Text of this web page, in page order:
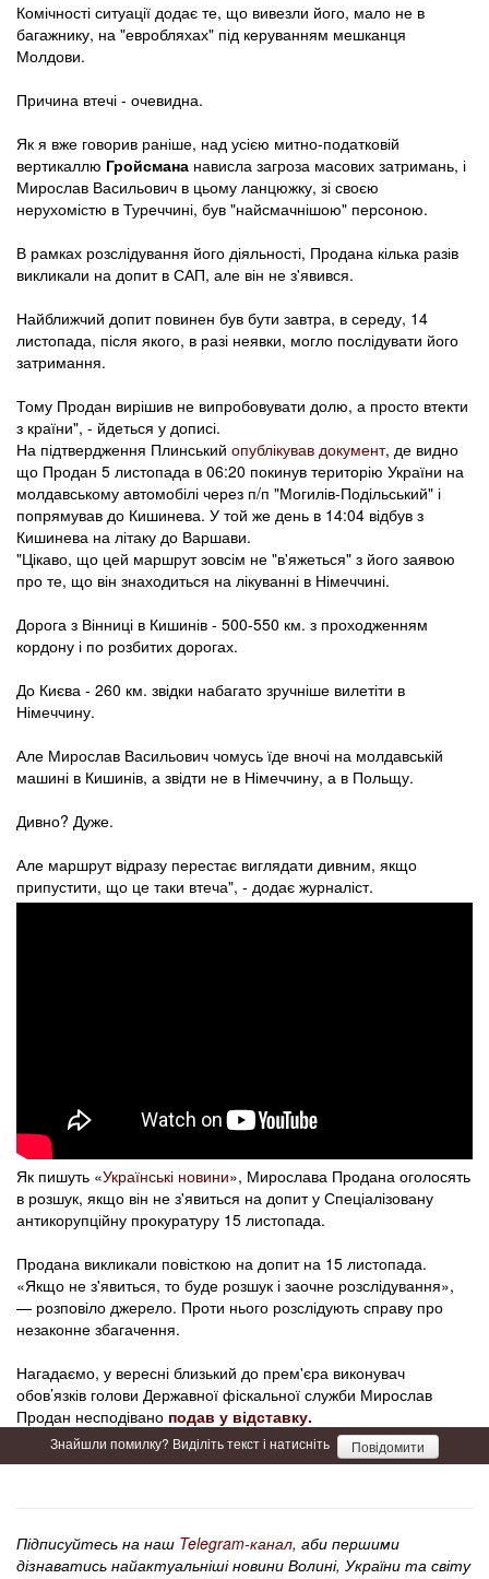
Комічності ситуації додає те, що вивезли його, мало не в
багажнику, на "евробляхах" під керуванням мешканця
Молдови.
Причина втечі - очевидна.
Як я вже говорив раніше, над усією митно-податковій
вертикаллю Гройсмана нависла загроза масових затримань, і
Мирослав Васильович в цьому ланцюжку, зі своєю
нерухомістю в Туреччині, був "найсмачнішою" персоною.
В рамках розслідування його діяльності, Продана кілька разів
викликали на допит в САП, але він не з'явився.
Найближчий допит повинен був бути завтра, в середу, 14
листопада, після якого, в разі неявки, могло послідувати його
затримання.
Тому Продан вирішив не випробовувати долю, а просто втекти
з країни", - йдеться у дописі.
На підтвердження Плинський опублікував документ, де видно
що Продан 5 листопада в 06:20 покинув територію України на
молдавському автомобілі через п/п "Могилів-Подільський" і
попрямував до Кишинева. У той же день в 14:04 відбув з
Кишинева на літаку до Варшави.
"Цікаво, що цей маршрут зовсім не "в'яжеться" з його заявою
про те, що він знаходиться на лікуванні в Німеччині.
Дорога з Вінниці в Кишинів - 500-550 км. з проходженням
кордону і по розбитих дорогах.
До Києва - 260 км. звідки набагато зручніше вилетіти в
Німеччину.
Але Мирослав Васильович чомусь їде вночі на молдавській
машині в Кишинів, а звідти не в Німеччину, а в Польщу.
Дивно? Дуже.
Але маршрут відразу перестає виглядати дивним, якщо
припустити, що це таки втеча", - додає журналіст.
Як пишуть «Українські новини», Мирослава Продана оголосять
в розшук, якщо він не з'явиться на допит у Спеціалізовану
антикорупційну прокуратуру 15 листопада.
Продана викликали повісткою на допит на 15 листопада.
«Якщо не з'явиться, то буде розшук і заочне розслідування»,
— розповіло джерело. Проти нього розслідують справу про
незаконне збагачення.
Нагадаємо, у вересні близький до прем'єра виконувач
обов’язків голови Державної фіскальної служби Мирослав
Продан несподівано подав у відставку.
Знайшли помилку? Виділіть текст і натисніть Повідомити
Підписуйтесь на наш Telegram-канал, аби першими
дізнаватись найактуальніші новини Волині, України та світу